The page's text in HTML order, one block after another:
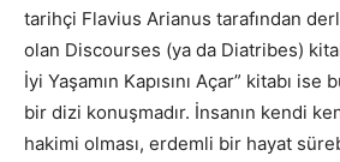
tarihçi Flavius Arianus tarafından
olan Discourses (ya da Diatribes)
İyi Yaşamın Kapısını Açar” kitabı
bir dizi konuşmadır. İnsanın kendi
hakimi olması, erdemli bir hayat